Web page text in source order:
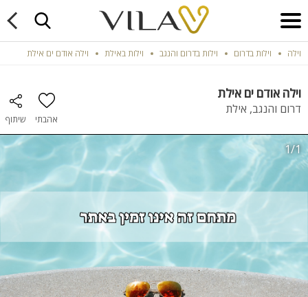
וילה וילות בדרום וילות בדרום והנגב וילות באילת וילה אודם ים אילת
וילה אודם ים אילת
דרום והנגב, אילת
אהבתי שיתוף
1/1